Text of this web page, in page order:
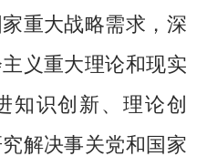
重大战略需求，深
义重大理论和现实
知识创新、理论创
解决事关党和国家